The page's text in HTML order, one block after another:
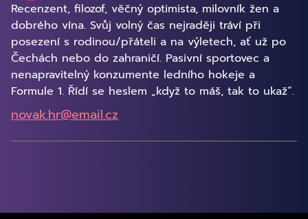
Recenzent, filozof, věčný optimista, milovník žen a
dobrého vína. Svůj volný čas nejraději tráví při
posezení s rodinou/přáteli a na výletech, ať už po
Čechách nebo do zahraničí. Pasivní sportovec a
nenapravitelný konzumente ledního hokeje a
Formule 1. Řídí se heslem „když to máš, tak to ukaž“.
novak.hr@email.cz